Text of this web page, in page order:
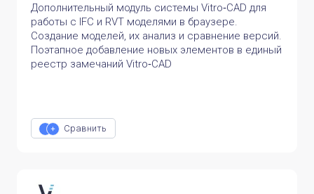
Дополнительный модуль системы Vitro‑CAD для
работы с IFC и RVT моделями в браузере.
Создание моделей, их анализ и сравнение версий.
Поэтапное добавление новых элементов в единый
реестр замечаний Vitro‑CAD
Сравнить